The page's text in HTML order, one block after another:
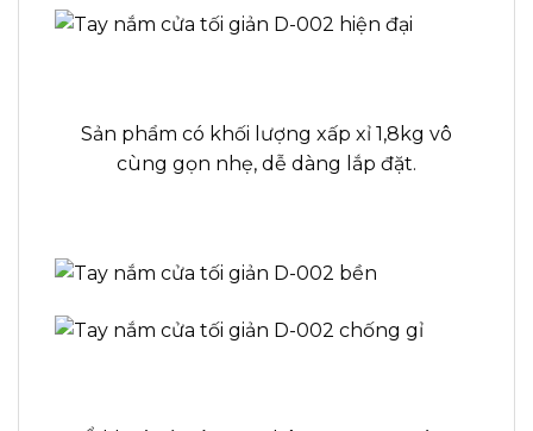
Sản phẩm có khối lượng xấp xỉ 1,8kg vô
cùng gọn nhẹ, dễ dàng lắp đặt.